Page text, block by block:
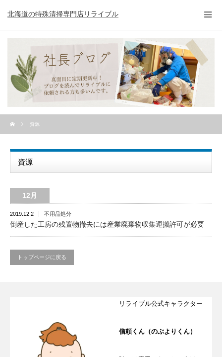
北海道の特殊清掃専門店リライブル
資源
資源
12月
2019.12.2 不用品処分
倒産した工房の残置物撤去には産業廃棄物収集運搬許可が必要
トップページに戻る
リライブル公式キャラクター
信頼くん（のぶよりくん）